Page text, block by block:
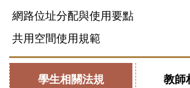
網路位址分配與使用要點
共用空間使用規範
學生相關法規 教師